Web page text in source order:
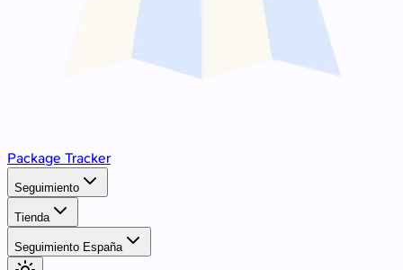
Package Tracker
Seguimiento
Tienda
Seguimiento España